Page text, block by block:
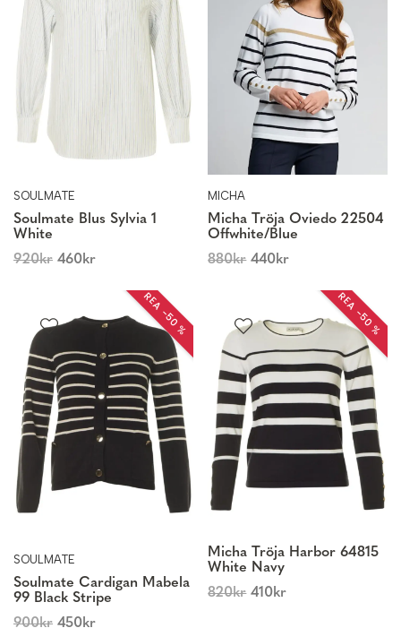
SOULMATE
Soulmate Blus Sylvia 1
White
920kr 460kr
MICHA
Micha Tröja Oviedo 22504
Offwhite/Blue
880kr 440kr
REA −50 %
SOULMATE
Soulmate Cardigan Mabela
99 Black Stripe
900kr 450kr
REA −50 %
Micha Tröja Harbor 64815
White Navy
820kr 410kr